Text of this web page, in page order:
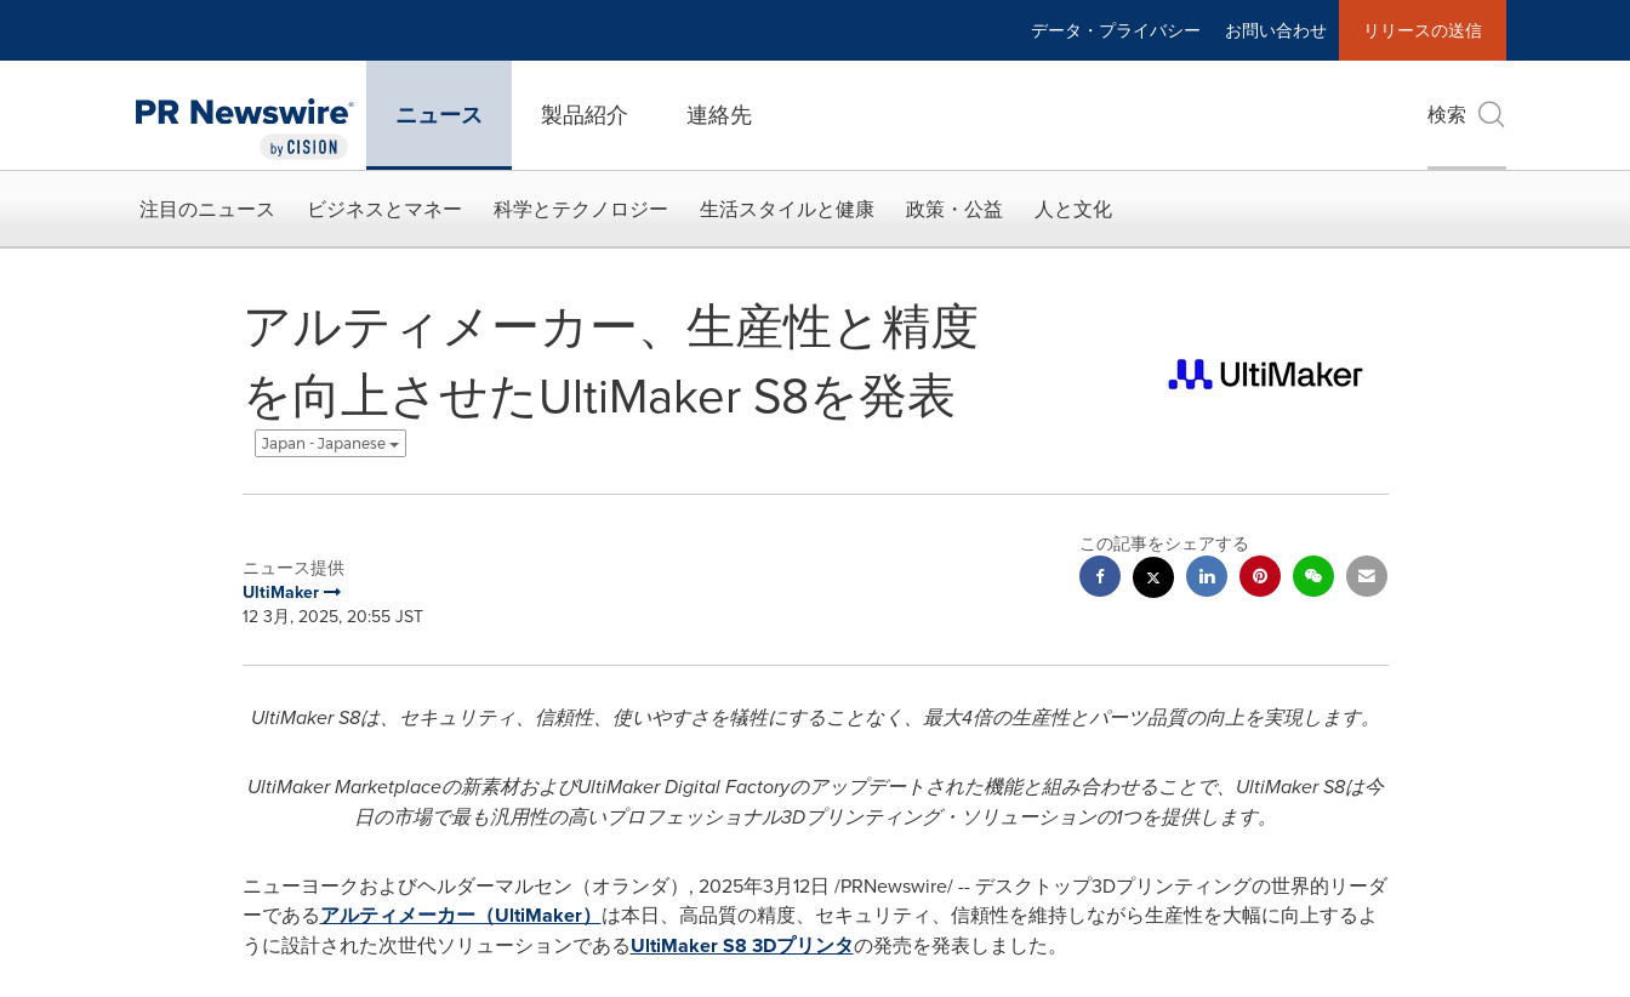
データ・プライバシー お問い合わせ リリースの送信
ニュース 製品紹介 連絡先 検索
注目のニュース ビジネスとマネー 科学とテクノロジー 生活スタイルと健康 政策・公益 人と文化
アルティメーカー、生産性と精度
を向上させたUltiMaker S8を発表
Japan - Japanese
ニュース提供
UltiMaker
12 3月, 2025, 20:55 JST
この記事をシェアする
UltiMaker S8は、セキュリティ、信頼性、使いやすさを犠牲にすることなく、最大4倍の生産性とパーツ品質の向上を実現します。
UltiMaker Marketplaceの新素材およびUltiMaker Digital Factoryのアップデートされた機能と組み合わせることで、 UltiMaker S8は今
日の市場で最も汎用性の高いプロフェッショナル3Dプリンティング・ソリューションの1つを提供します。
ニューヨークおよびヘルダーマルセン（オランダ） , 2025年3月12日 /PRNewswire/ -- デスクトップ3Dプリンティングの世界的リーダ
ーであるアルティメーカー（UltiMaker） は本日、高品質の精度、セキュリティ、信頼性を維持しながら生産性を大幅に向上するよ
うに設計された次世代ソリューションであるUltiMaker S8 3Dプリンタの発売を発表しました。